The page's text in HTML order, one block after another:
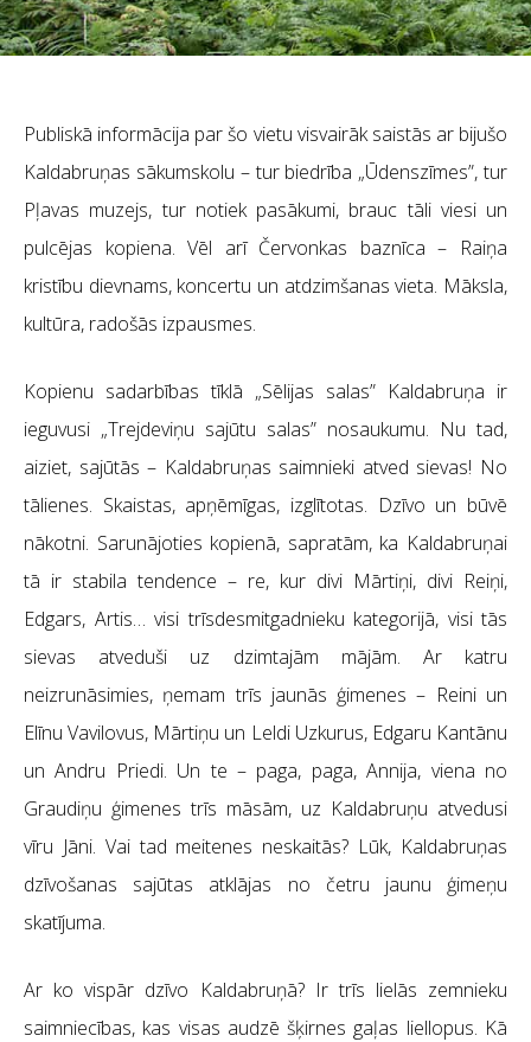
Publiskā informācija par šo vietu visvairāk saistās ar bijušo
Kaldabruņas sākumskolu – tur biedrība „Ūdenszīmes”, tur
Pļavas muzejs, tur notiek pasākumi, brauc tāli viesi un
pulcējas kopiena. Vēl arī Červonkas baznīca – Raiņa
kristību dievnams, koncertu un atdzimšanas vieta. Māksla,
kultūra, radošās izpausmes.
Kopienu sadarbības tīklā „Sēlijas salas” Kaldabruņa ir
ieguvusi „Trejdeviņu sajūtu salas” nosaukumu. Nu tad,
aiziet, sajūtās – Kaldabruņas saimnieki atved sievas! No
tālienes. Skaistas, apņēmīgas, izglītotas. Dzīvo un būvē
nākotni. Sarunājoties kopienā, sapratām, ka Kaldabruņai
tā ir stabila tendence – re, kur divi Mārtiņi, divi Reiņi,
Edgars, Artis… visi trīsdesmitgadnieku kategorijā, visi tās
sievas atveduši uz dzimtajām mājām. Ar katru
neizrunāsimies, ņemam trīs jaunās ģimenes – Reini un
Elīnu Vavilovus, Mārtiņu un Leldi Uzkurus, Edgaru Kantānu
un Andru Priedi. Un te – paga, paga, Annija, viena no
Graudiņu ģimenes trīs māsām, uz Kaldabruņu atvedusi
vīru Jāni. Vai tad meitenes neskaitās? Lūk, Kaldabruņas
dzīvošanas sajūtas atklājas no četru jaunu ģimeņu
skatījuma.
Ar ko vispār dzīvo Kaldabruņā? Ir trīs lielās zemnieku
saimniecības, kas visas audzē šķirnes gaļas liellopus. Kā